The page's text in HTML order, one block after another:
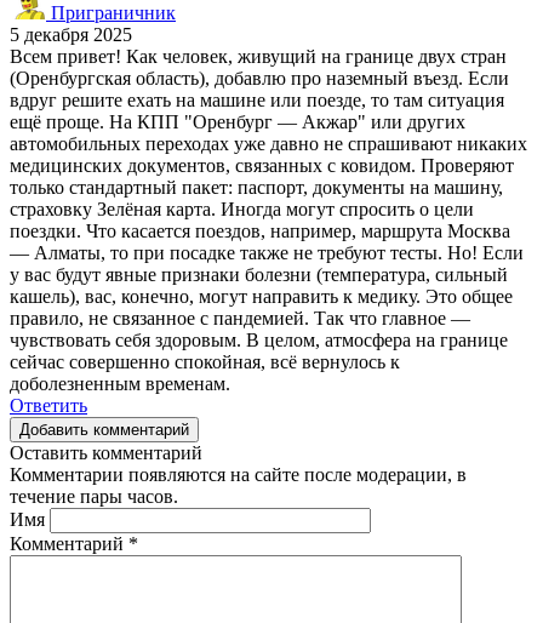
Приграничник
5 декабря 2025
Всем привет! Как человек, живущий на границе двух стран
(Оренбургская область), добавлю про наземный въезд. Если
вдруг решите ехать на машине или поезде, то там ситуация
ещё проще. На КПП "Оренбург — Акжар" или других
автомобильных переходах уже давно не спрашивают никаких
медицинских документов, связанных с ковидом. Проверяют
только стандартный пакет: паспорт, документы на машину,
страховку Зелёная карта. Иногда могут спросить о цели
поездки. Что касается поездов, например, маршрута Москва
— Алматы, то при посадке также не требуют тесты. Но! Если
у вас будут явные признаки болезни (температура, сильный
кашель), вас, конечно, могут направить к медику. Это общее
правило, не связанное с пандемией. Так что главное —
чувствовать себя здоровым. В целом, атмосфера на границе
сейчас совершенно спокойная, всё вернулось к
доболезненным временам.
Ответить
Добавить комментарий
Оставить комментарий
Комментарии появляются на сайте после модерации, в
течение пары часов.
Имя
Комментарий *